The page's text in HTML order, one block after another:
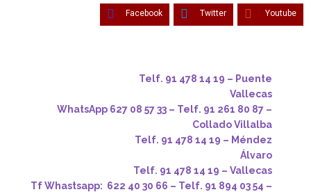
Facebook Twitter Youtube
Telf. 91 478 14 19 – Puente
Vallecas
WhatsApp 627 08 57 33 – Telf. 91 261 80 87 –
Collado Villalba
Telf. 91 478 14 19 – Méndez
Álvaro
Telf. 91 478 14 19 – Vallecas
Tf Whastsapp: 622 40 30 66 – Telf. 91 894 03 54 –